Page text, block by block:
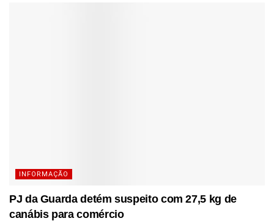
INFORMAÇÃO
PJ da Guarda detém suspeito com 27,5 kg de
canábis para comércio